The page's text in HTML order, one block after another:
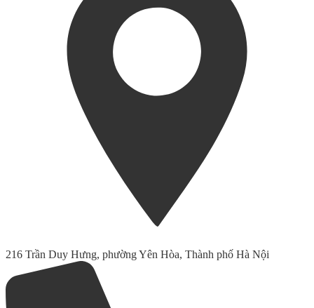
216 Trần Duy Hưng, phường Yên Hòa, Thành phố Hà Nội